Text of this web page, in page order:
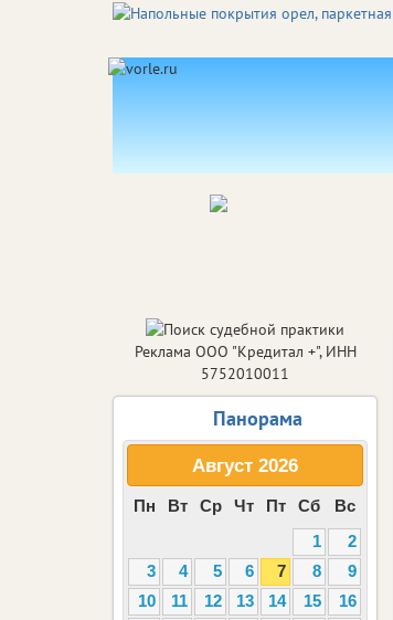
Реклама ООО "Кредитал +", ИНН
5752010011
Панорама
Август 2026
Пн Вт Ср Чт Пт Сб
Вс
1
2
3
4 5 6 7 8
9
10
11 12 13 14 15
16